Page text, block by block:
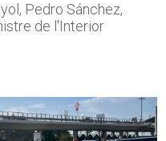
Pedro Sánchez,
de l'Interior